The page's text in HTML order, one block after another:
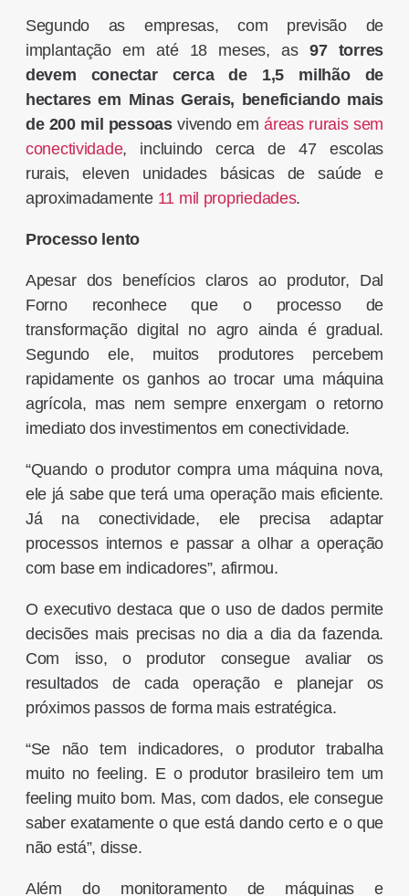
Segundo as empresas, com previsão de
implantação em até 18 meses, as 97 torres
devem conectar cerca de 1,5 milhão de
hectares em Minas Gerais, beneficiando mais
de 200 mil pessoasvivendo emáreas rurais sem
conectividade, incluindo cerca de 47 escolas
rurais, eleven unidades básicas de saúde e
aproximadamente 11 mil propriedades.
Processo lento
Apesar dos benefícios claros ao produtor, Dal
Forno reconhece que o processo de
transformação digital no agro ainda é gradual.
Segundo ele, muitos produtores percebem
rapidamente os ganhos ao trocar uma máquina
agrícola, mas nem sempre enxergam o retorno
imediato dos investimentos em conectividade.
“Quando o produtor compra uma máquina nova,
ele já sabe que terá uma operação mais eficiente.
Já na conectividade, ele precisa adaptar
processos internos e passar a olhar a operação
com base em indicadores”, afirmou.
O executivo destaca que o uso de dados permite
decisões mais precisas no dia a dia da fazenda.
Com isso, o produtor consegue avaliar os
resultados de cada operação e planejar os
próximos passos de forma mais estratégica.
“Se não tem indicadores, o produtor trabalha
muito no feeling. E o produtor brasileiro tem um
feeling muito bom. Mas, com dados, ele consegue
saber exatamente o que está dando certo e o que
não está”, disse.
Além do monitoramento de máquinas e